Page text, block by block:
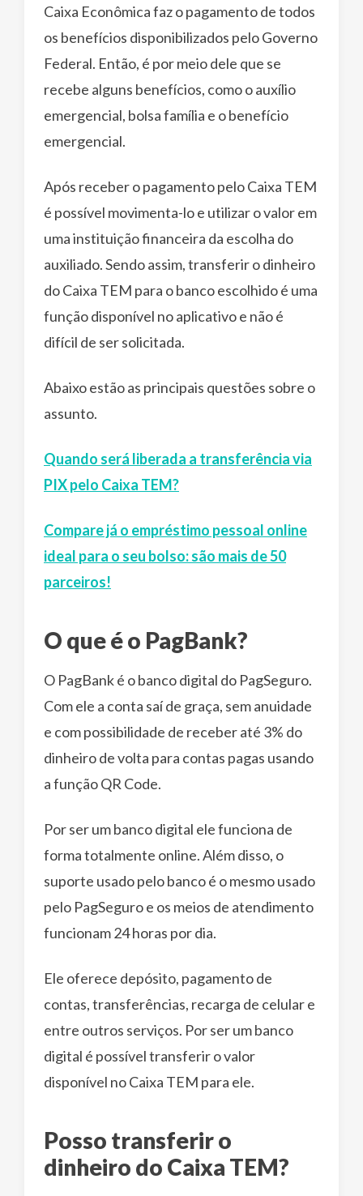
Caixa Econômica faz o pagamento de todos
os benefícios disponibilizados pelo Governo
Federal. Então, é por meio dele que se
recebe alguns benefícios, como o auxílio
emergencial, bolsa família e o benefício
emergencial.
Após receber o pagamento pelo Caixa TEM
é possível movimenta-lo e utilizar o valor em
uma instituição financeira da escolha do
auxiliado. Sendo assim, transferir o dinheiro
do Caixa TEM para o banco escolhido é uma
função disponível no aplicativo e não é
difícil de ser solicitada.
Abaixo estão as principais questões sobre o
assunto.
Quando será liberada a transferência via
PIX pelo Caixa TEM?
Compare já o empréstimo pessoal online
ideal para o seu bolso: são mais de 50
parceiros!
O que é o PagBank?
O PagBank é o banco digital do PagSeguro.
Com ele a conta saí de graça, sem anuidade
e com possibilidade de receber até 3% do
dinheiro de volta para contas pagas usando
a função QR Code.
Por ser um banco digital ele funciona de
forma totalmente online. Além disso, o
suporte usado pelo banco é o mesmo usado
pelo PagSeguro e os meios de atendimento
funcionam 24 horas por dia.
Ele oferece depósito, pagamento de
contas, transferências, recarga de celular e
entre outros serviços. Por ser um banco
digital é possível transferir o valor
disponível no Caixa TEM para ele.
Posso transferir o
dinheiro do Caixa TEM?